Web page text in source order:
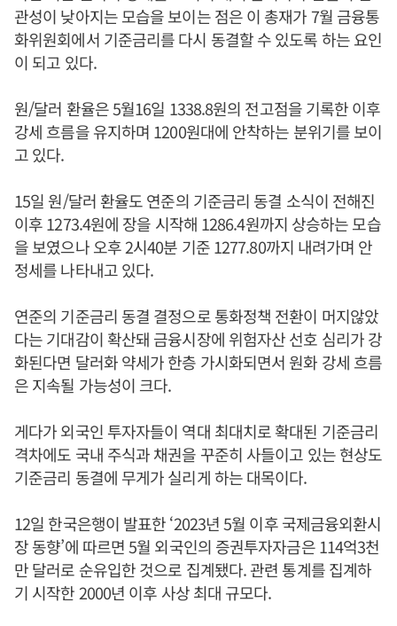
관성이 낮아지는 모습을 보이는 점은 이 총재가 7월 금융통
화위원회에서 기준금리를 다시 동결할 수 있도록 하는 요인
이 되고 있다.
원/달러 환율은 5월16일 1338.8원의 전고점을 기록한 이후
강세 흐름을 유지하며 1200원대에 안착하는 분위기를 보이
고 있다.
15일 원/달러 환율도 연준의 기준금리 동결 소식이 전해진
이후 1273.4원에 장을 시작해 1286.4원까지 상승하는 모습
을 보였으나 오후 2시40분 기준 1277.80까지 내려가며 안
정세를 나타내고 있다.
연준의 기준금리 동결 결정으로 통화정책 전환이 머지않았
다는 기대감이 확산돼 금융시장에 위험자산 선호 심리가 강
화된다면 달러화 약세가 한층 가시화되면서 원화 강세 흐름
은 지속될 가능성이 크다.
게다가 외국인 투자자들이 역대 최대치로 확대된 기준금리
격차에도 국내 주식과 채권을 꾸준히 사들이고 있는 현상도
기준금리 동결에 무게가 실리게 하는 대목이다.
12일 한국은행이 발표한 ‘2023년 5월 이후 국제금융외환시
장 동향’에 따르면 5월 외국인의 증권투자자금은 114억3천
만 달러로 순유입한 것으로 집계됐다. 관련 통계를 집계하
기 시작한 2000년 이후 사상 최대 규모다.